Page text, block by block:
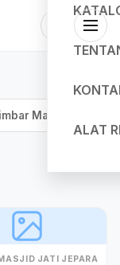
ALAT
Masjid Jakarta
JATI JEPARA